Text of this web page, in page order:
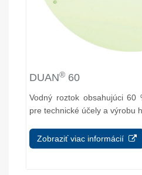
DUAN® 60
Vodný roztok obsahujúci 60
pre technické účely a výrobu
Zobraziť viac informácií